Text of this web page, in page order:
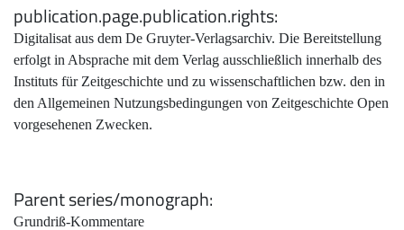
publication.page.publication.rights
Digitalisat aus dem De Gruyter-Verlagsarchiv. Die Bereitstellung
erfolgt in Absprache mit dem Verlag ausschließlich innerhalb des
Instituts für Zeitgeschichte und zu wissenschaftlichen bzw. den in
den Allgemeinen Nutzungsbedingungen von Zeitgeschichte Open
vorgesehenen Zwecken.
Parent series/monograph
Grundriß-Kommentare